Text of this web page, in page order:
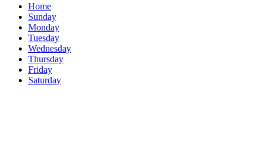
Home
Sunday
Monday
Tuesday
Wednesday
Thursday
Friday
Saturday